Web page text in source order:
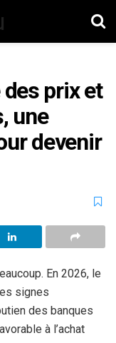
prix et
une
devenir
En 2026, le
signes
des banques
à l’achat